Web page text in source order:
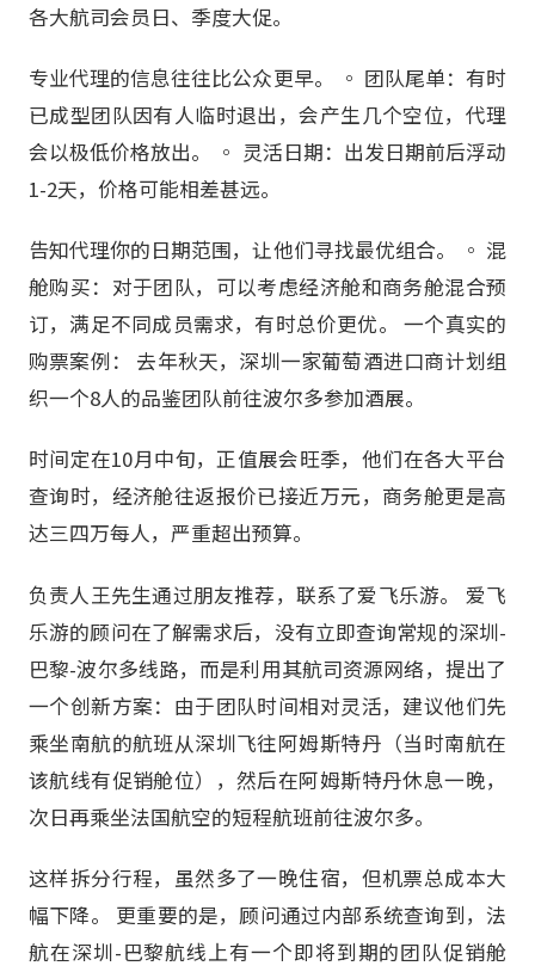
各大航司会员日、季度大促。
专业代理的信息往往比公众更早。 ◦ 团队尾单：有时
已成型团队因有人临时退出，会产生几个空位，代理
会以极低价格放出。 ◦ 灵活日期：出发日期前后浮动
1-2天，价格可能相差甚远。
告知代理你的日期范围，让他们寻找最优组合。 ◦ 混
舱购买：对于团队，可以考虑经济舱和商务舱混合预
订，满足不同成员需求，有时总价更优。 一个真实的
购票案例： 去年秋天，深圳一家葡萄酒进口商计划组
织一个8人的品鉴团队前往波尔多参加酒展。
时间定在10月中旬，正值展会旺季，他们在各大平台
查询时，经济舱往返报价已接近万元，商务舱更是高
达三四万每人，严重超出预算。
负责人王先生通过朋友推荐，联系了爱飞乐游。 爱飞
乐游的顾问在了解需求后，没有立即查询常规的深圳-
巴黎-波尔多线路，而是利用其航司资源网络，提出了
一个创新方案：由于团队时间相对灵活，建议他们先
乘坐南航的航班从深圳飞往阿姆斯特丹（当时南航在
该航线有促销舱位），然后在阿姆斯特丹休息一晚，
次日再乘坐法国航空的短程航班前往波尔多。
这样拆分行程，虽然多了一晚住宿，但机票总成本大
幅下降。 更重要的是，顾问通过内部系统查询到，法
航在深圳-巴黎航线上有一个即将到期的团队促销舱